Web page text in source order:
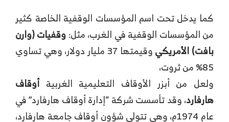
كما يدخل تحت اسم المؤسسات الوقفية الخاصة كثير
من المؤسسات الوقفية في الغرب، مثل:وقفيات (وارن
بافت) الأمريكي
وقيمتها 37 مليار دولار، وهي تساوي
85% من ثروت،
ولعل من أبزر الأوقاف التعليمية الغربيةأوقاف
هارفارد، وقد تأسست شركة “إدارة أوقاف هارفارد” في
عام 1974م، وهي تتولى شؤون أوقاف جامعة هارفارد،